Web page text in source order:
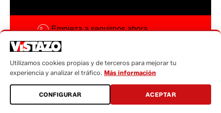
Empieza a seguirnos ahora
Código ética
Sugerencias a:
sugerencias@vistazo.com
Utilizamos cookies propias y de terceros para mejorar tu
experiencia y analizar el tráfico. Más información
CONFIGURAR ACEPTAR